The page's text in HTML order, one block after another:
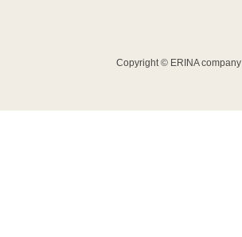
Copyright © ERINA company